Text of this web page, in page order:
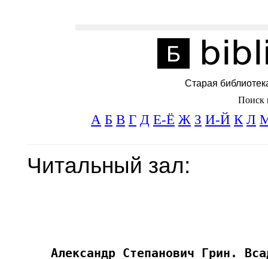
Старая
Поиск
А Б В Г Д Е-Ё Ж З И-Й К Л
Читальный зал: